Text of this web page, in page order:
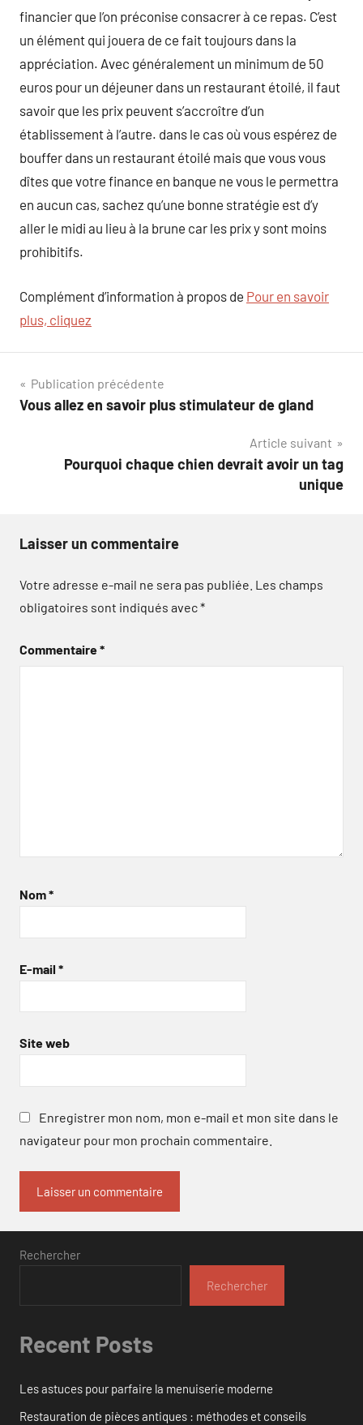
financier que l’on préconise consacrer à ce repas. C’est
un élément qui jouera de ce fait toujours dans la
appréciation. Avec généralement un minimum de 50
euros pour un déjeuner dans un restaurant étoilé, il faut
savoir que les prix peuvent s’accroître d’un
établissement à l’autre. dans le cas où vous espérez de
bouffer dans un restaurant étoilé mais que vous vous
dîtes que votre finance en banque ne vous le permettra
en aucun cas, sachez qu’une bonne stratégie est d’y
aller le midi au lieu à la brune car les prix y sont moins
prohibitifs.
Complément d’information à propos de Pour en savoir
plus, cliquez
Navigation
de
Publication précédente
Vous allez en savoir plus stimulateur de gland
Article suivant
Pourquoi chaque chien devrait avoir un tag
unique
Laisser un commentaire
Votre adresse e-mail ne sera pas publiée. Les champs
obligatoires sont indiqués avec*
Commentaire*
Nom*
E-mail *
Site web
Enregistrer mon nom, mon e-mail et mon site dans le
navigateur pour mon prochain commentaire.
Rechercher
Rechercher
Recent Posts
Les astuces pour parfaire la menuiserie moderne
Restauration de pièces antiques : méthodes et conseils